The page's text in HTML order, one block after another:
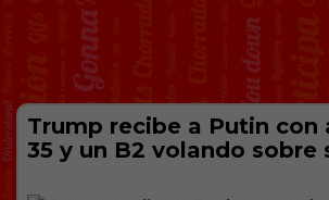
Trump recibe a Putin con
35 y un B2 volando sobre